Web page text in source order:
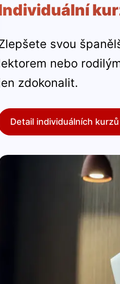
svou
nebo
zdokonalit.
Detail individuálních kurzů